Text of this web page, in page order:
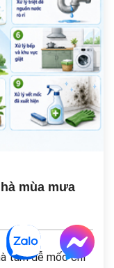
mùa mưa
tắm dễ mốc chỉ